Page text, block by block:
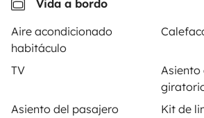
Vida a bordo
Aire acondicionado
habitáculo
TV
Asiento
Asiento del pasajero
Kit de
3.84/5 sobre 1170 opiniones de
Shops
Facebook